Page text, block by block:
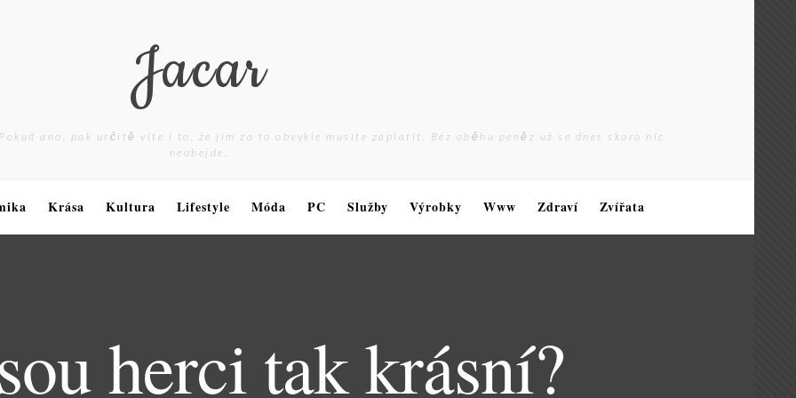
Jacar
ano, pak určitě víte i to, že jim za to obvykle musíte zaplatit. Bez oběhu peněz už se dnes skoro nic
neobejde.
Krása Kultura Lifestyle Móda PC Služby Výrobky Www Zdraví Zvířata
herci tak krásní?